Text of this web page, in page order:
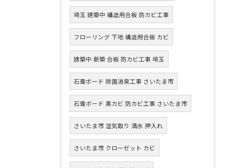
埼玉 建築中 構造用合板 防カビ工事
フローリング 下地 構造用合板 カビ
建築中 新築 合板 防カビ工事 埼玉
石膏ボード 除菌消臭工事 さいたま市
石膏ボード 黒カビ 防カビ工事 さいたま市
さいたま市 湿気取り 満水 押入れ
さいたま市 クローゼット カビ